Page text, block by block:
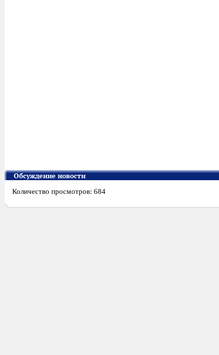
Обсуждение новости
Количество просмотров: 684